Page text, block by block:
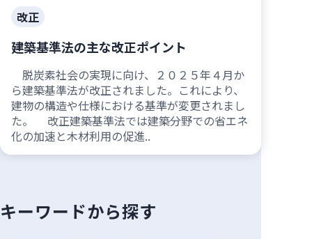
改正
建築基準法の主な改正ポイント
脱炭素社会の実現に向け、２０２５年４月か
ら建築基準法が改正されました。これにより、
建物の構造や仕様における基準が変更されまし
た。 改正建築基準法では建築分野での省エネ
化の加速と木材利用の促進..
キーワードから探す